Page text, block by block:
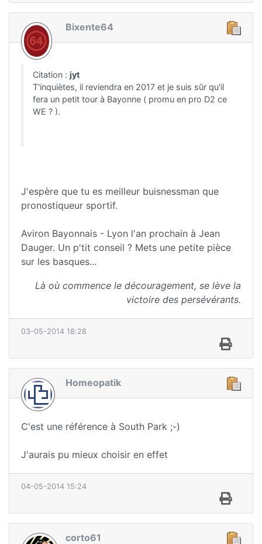
Bixente64
Citation : jyt
T'inquiètes, il reviendra en 2017 et je suis sûr qu'il
fera un petit tour à Bayonne ( promu en pro D2 ce
WE ? ).
J'espère que tu es meilleur buisnessman que
pronostiqueur sportif.
Aviron Bayonnais - Lyon l'an prochain à Jean
Dauger. Un p'tit conseil ? Mets une petite pièce
sur les basques...
Là où commence le découragement, se lève la
victoire des persévérants.
03-05-2014 18:28
Homeopatik
C'est une référence à South Park ;-)
J'aurais pu mieux choisir en effet
04-05-2014 15:24
corto61